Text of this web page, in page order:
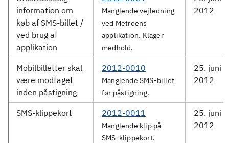
information om
køb af SMS-billet /
ved brug af
applikation
Manglende vejledning
ved Metroens
applikation. Klager
medhold.
2012
Mobilbilletter skal
være modtaget
inden påstigning
2012-0010
Manglende SMS-billet
før påstigning.
25. juni
2012
SMS-klippekort 2012-0011
Manglende klip på
SMS-klippekort.
25. juni
2012